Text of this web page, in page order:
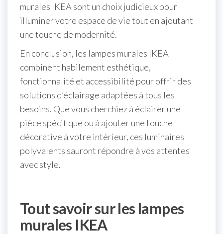
murales IKEA sont un choix judicieux pour
illuminer votre espace de vie tout en ajoutant
une touche de modernité.
En conclusion, les lampes murales IKEA
combinent habilement esthétique,
fonctionnalité et accessibilité pour offrir des
solutions d’éclairage adaptées à tous les
besoins. Que vous cherchiez à éclairer une
pièce spécifique ou à ajouter une touche
décorative à votre intérieur, ces luminaires
polyvalents sauront répondre à vos attentes
avec style.
Tout savoir sur les lampes
murales IKEA